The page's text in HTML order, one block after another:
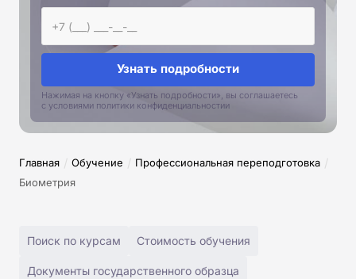
Узнать подробности
Нажимая на кнопку «Узнать подробности», вы соглашаетесь
с условиями политики конфиденциальностии
Главная / Обучение / Профессиональная переподготовка /
Биометрия
Поиск по курсам Стоимость обучения
Документы государственного образца